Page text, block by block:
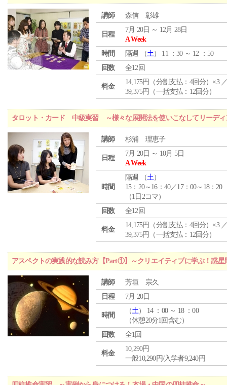
講師 森信 彰雄
日程
7月 20日 ～ 12月 28日
A Week
時間
隔週 （土） 11 ：30 ～ 12 ：50
回数
全12回
料金
14,175円（分割支払：4回分）×3
39,375円（一括支払：12回分）
タロット・カード 中級実習 ～様々な展開法を使いこなしてリーディ
講師 杉浦 理恵子
日程
7月 20日 ～ 10月 5日
A Week
時間
隔週 （土）
15：20～16：40／17：00～18：20
（1日2コマ）
回数
全12回
料金
14,175円（分割支払：4回分）×3
39,375円（一括支払：12回分）
アスペクトの実践的な読み方【Part①】～クリエイティブに学ぶ！惑
講師
芳垣 宗久
日程
7月 20日
時間
（土） 14 ：00 ～ 18 ：00
（休憩20分1回含む）
回数
全1回
料金
10,290円
一般10,290円/入学者9,240円